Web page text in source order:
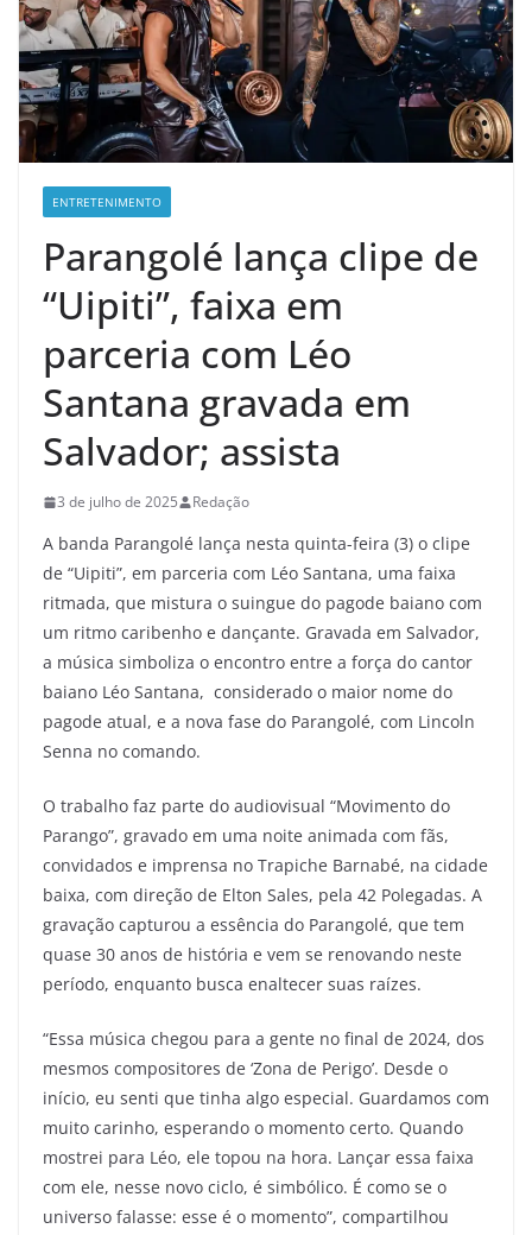
ENTRETENIMENTO
Parangolé lança clipe de
“Uipiti”, faixa em
parceria com Léo
Santana gravada em
Salvador; assista
3 de julho de 2025 Redação
A banda Parangolé lança nesta quinta-feira (3) o clipe
de “Uipiti”, em parceria com Léo Santana, uma faixa
ritmada, que mistura o suingue do pagode baiano com
um ritmo caribenho e dançante. Gravada em Salvador,
a música simboliza o encontro entre a força do cantor
baiano Léo Santana, considerado o maior nome do
pagode atual, e a nova fase do Parangolé, com Lincoln
Senna no comando.
O trabalho faz parte do audiovisual “Movimento do
Parango”, gravado em uma noite animada com fãs,
convidados e imprensa no Trapiche Barnabé, na cidade
baixa, com direção de Elton Sales, pela 42 Polegadas. A
gravação capturou a essência do Parangolé, que tem
quase 30 anos de história e vem se renovando neste
período, enquanto busca enaltecer suas raízes.
“Essa música chegou para a gente no final de 2024, dos
mesmos compositores de ‘Zona de Perigo’. Desde o
início, eu senti que tinha algo especial. Guardamos com
muito carinho, esperando o momento certo. Quando
mostrei para Léo, ele topou na hora. Lançar essa faixa
com ele, nesse novo ciclo, é simbólico. É como se o
universo falasse: esse é o momento”, compartilhou